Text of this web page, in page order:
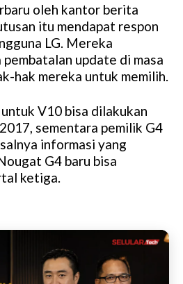
oleh kantor berita
itu mendapat respon
LG. Mereka
update di masa
hak mereka untuk memilih.
V10 bisa dilakukan
sementara pemilik G4
informasi yang
G4 baru bisa
ketiga.